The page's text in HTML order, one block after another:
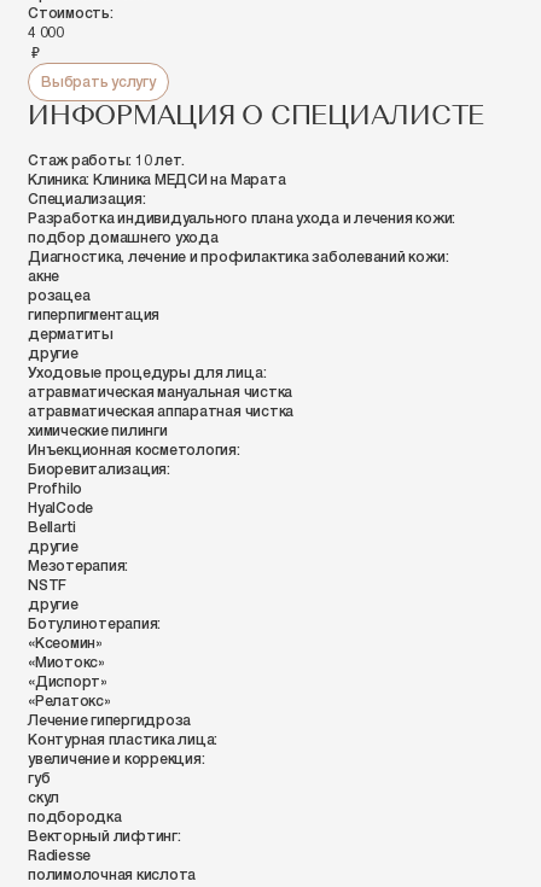
Стоимость:
4 000
руб.
Выбрать услугу
ИНФОРМАЦИЯ О СПЕЦИАЛИСТЕ
Стаж работы: 10 лет.
Клиника: Клиника МЕДСИ на Марата
Специализация:
Разработка индивидуального плана ухода и лечения кожи:
подбор домашнего ухода
Диагностика, лечение и профилактика заболеваний кожи:
акне
розацеа
гиперпигментация
дерматиты
другие
Уходовые процедуры для лица:
атравматическая мануальная чистка
атравматическая аппаратная чистка
химические пилинги
Инъекционная косметология:
Биоревитализация:
Profhilo
HyalCode
Bellarti
другие
Мезотерапия:
NSTF
другие
Ботулинотерапия:
«Ксеомин»
«Миотокс»
«Диспорт»
«Релатокс»
Лечение гипергидроза
Контурная пластика лица:
увеличение и коррекция:
губ
скул
подбородка
Векторный лифтинг:
Radiessе
полимолочная кислота